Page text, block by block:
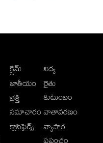
క్రైమ్
జాతీయం
భక్తి
సమాచారం
క్లాసిఫైడ్స్
విద్య
రైతు
కుటుంబం
వాతావరణం
వ్యాపార